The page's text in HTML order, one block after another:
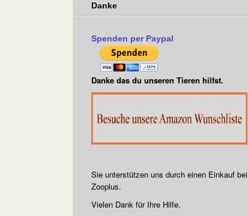
Danke
Spenden per Paypal
Danke das du unseren Tieren hilfst.
Sie unterstützen uns durch einen Einkauf bei
Zooplus.
Vielen Dank für Ihre Hilfe.